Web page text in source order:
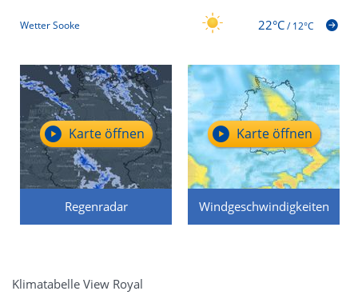
Wetter Sooke 22°C/12°C
Regenradar
Karte öffnen
Windgeschwindigkeiten
Karte öffnen
Klimatabelle View Royal